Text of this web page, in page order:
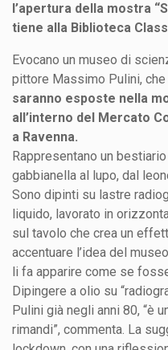
l’apertura della mostra
tiene alla Biblioteca
Evocano un museo di
pittore Massimo Pulini, che
saranno esposte nella
all’interno del Mercato
a Ravenna.
Rappresentano un
gabbianella al lupo, dal
Sono dipinti su lastre
liquido, lavorato in
sul tavolo che crea un
accentuare l’idea del
li fa apparire come se
Dipingere a olio su
Pulini già negli anni 80, “è
rimandi”, commenta. La